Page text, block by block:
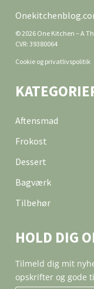
© 2026 One Kitchen – A
CVR: 39380064
Cookie og privatlivspolitik
Aftensmad
Frokost
Dessert
Bagværk
Tilbehør
HOLD DIG
Tilmeld dig mit
opskrifter og gode